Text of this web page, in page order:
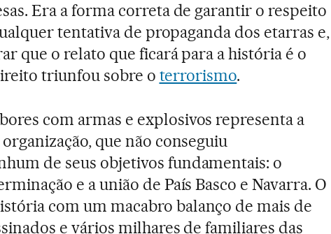
Era a forma correta de garantir o respeito
tentativa de propaganda dos etarras e,
que o relato que ficará para a história é o
triunfou sobre o terrorismo.
com armas e explosivos representa a
que não conseguiu
de seus objetivos fundamentais: o
e a união de País Basco e Navarra. O
com um macabro balanço de mais de
e vários milhares de familiares das